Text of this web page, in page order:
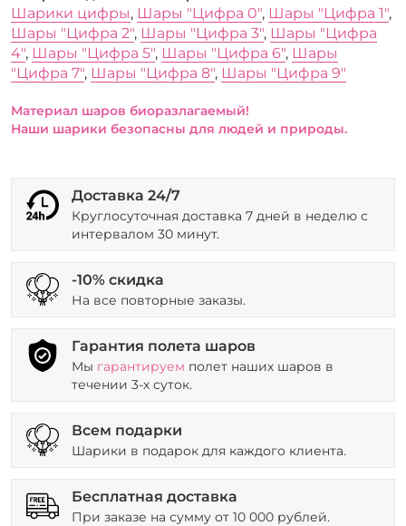
Шарики цифры, Шары "Цифра 0", Шары "Цифра 1",
Шары "Цифра 2", Шары "Цифра 3", Шары "Цифра
4", Шары "Цифра 5", Шары "Цифра 6", Шары
"Цифра 7", Шары "Цифра 8", Шары "Цифра 9"
Материал шаров биоразлагаемый!
Наши шарики безопасны для людей и природы.
Доставка 24/7
Круглосуточная доставка 7 дней в неделю с
интервалом 30 минут.
-10% скидка
На все повторные заказы.
Гарантия полета шаров
Мы гарантируем полет наших шаров в
течении 3-х суток.
Всем подарки
Шарики в подарок для каждого клиента.
Бесплатная доставка
При заказе на сумму от 10 000 рублей.